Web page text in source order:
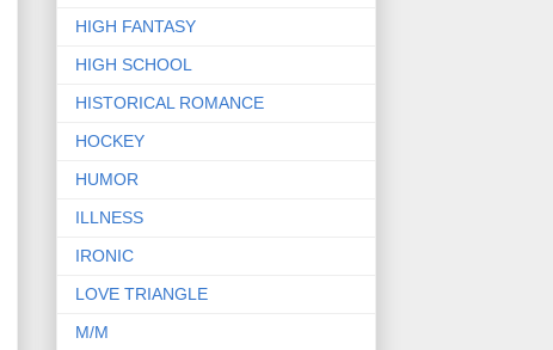
HIGH FANTASY
HIGH SCHOOL
HISTORICAL ROMANCE
HOCKEY
HUMOR
ILLNESS
IRONIC
LOVE TRIANGLE
M/M